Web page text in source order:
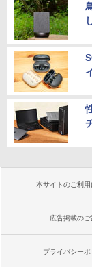
本サイトのご利用
広告掲載のご
プライバシーポ